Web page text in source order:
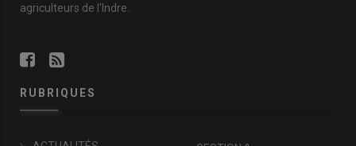
agriculteurs de l'Indre.
RUBRIQUES